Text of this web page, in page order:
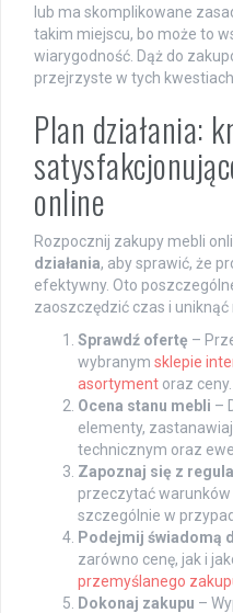
lub ma skomplikowane
takim miejscu, bo może to
wiarygodność. Dąż do
przejrzyste w tych kwestiach.
Plan działania:
online
Rozpocznij zakupy mebli
działania, aby sprawić, że
efektywny. Oto
zaoszczędzić czas i
Sprawdź ofertę –
wybranym sklepie
asortyment oraz ceny.
Ocena stanu mebli –
elementy,
technicznym oraz
Zapoznaj się z
przeczytać
szczególnie w
Podejmij świadomą
zarówno cenę, jak i
przemyślanego
Dokonaj zakupu –